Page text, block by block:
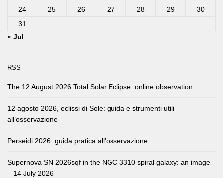
24
25 26 27 28 29
30
31
« Jul
RSS
The 12 August 2026 Total Solar Eclipse: online observation.
12 agosto 2026, eclissi di Sole: guida e strumenti utili
all’osservazione
Perseidi 2026: guida pratica all’osservazione
Supernova SN 2026sqf in the NGC 3310 spiral galaxy: an image
– 14 July 2026